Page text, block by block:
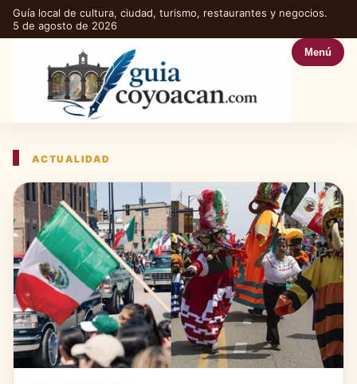
Guía local de cultura, ciudad, turismo, restaurantes y negocios.
5 de agosto de 2026
Menú
ACTUALIDAD